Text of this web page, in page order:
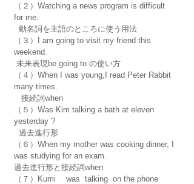
（２）Watching a news program is difficult
for me.
  動名詞を主語のところに使う用法
（３）I am going to visit my friend this
weekend.
未来表現be going to の使い方
（４）When I was young,I read Peter Rabbit
many times.
   接続詞when
（５）Was Kim talking a bath at eleven
yesterday ?
  過去進行形
（６）When my mother was cooking dinner, I
was studying for an exam.
過去進行形と接続詞when
（７）Kumi　 was  talking  on the phone